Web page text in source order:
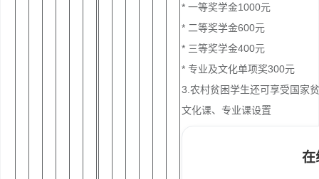
* 一等奖学金1000元
* 二等奖学金600元
* 三等奖学金400元
* 专业及文化单项奖300元
3.农村贫困学生还可享受国家
文化课、专业课设置
在